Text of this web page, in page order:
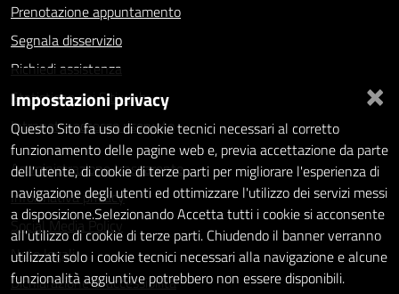
Prenotazione appuntamento
Segnala disservizio
Richiedi assistenza
Statistiche dei Siti web
Intranet - accesso riservato
Amministrazione trasparente
Informativa privacy
Social Media Policy
Note legali
Dichiarazione di accessibilità
×
Impostazioni privacy
Questo Sito fa uso di cookie tecnici necessari al corretto
funzionamento delle pagine web e, previa accettazione da parte
dell'utente, di cookie di terze parti per migliorare l'esperienza di
navigazione degli utenti ed ottimizzare l'utilizzo dei servizi messi
a disposizione.Selezionando Accetta tutti i cookie si acconsente
all'utilizzo di cookie di terze parti. Chiudendo il banner verranno
utilizzati solo i cookie tecnici necessari alla navigazione e alcune
funzionalità aggiuntive potrebbero non essere disponibili.